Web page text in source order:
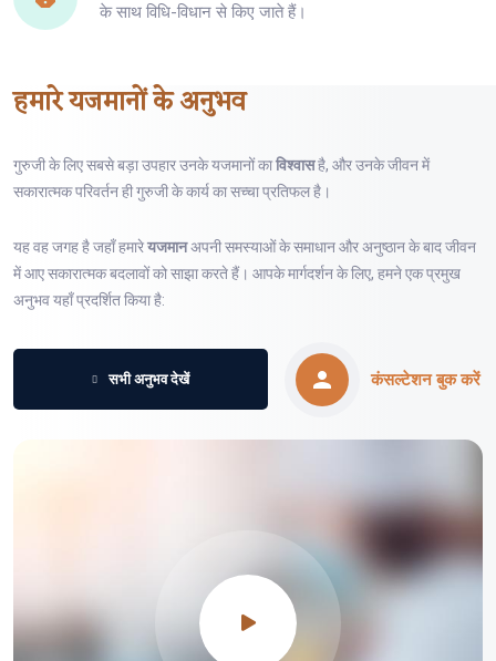
के साथ विधि-विधान से किए जाते हैं।
हमारेयजमानोंके अनुभव
गुरुजी के लिए सबसे बड़ा उपहार उनके यजमानों काविश्वासहै, और उनके जीवन में
सकारात्मक परिवर्तन ही गुरुजी के कार्य का सच्चा प्रतिफल है।
यह वह जगह है जहाँ हमारेयजमानअपनी समस्याओं के समाधान और अनुष्ठान के बाद जीवन
में आए सकारात्मक बदलावों को साझा करते हैं। आपके मार्गदर्शन के लिए, हमने एक प्रमुख
अनुभव यहाँ प्रदर्शित किया है:
सभी अनुभव देखें कंसल्टेशन बुक करें